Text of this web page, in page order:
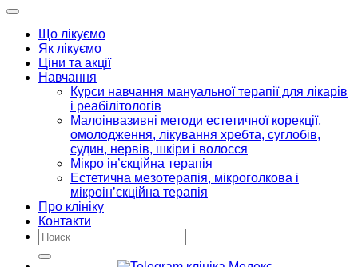
Що лікуємо
Як лікуємо
Ціни та акції
Навчання
Курси навчання мануальної терапії для лікарів
і реабілітологів
Малоінвазивні методи естетичної корекції,
омолодження, лікування хребта, суглобів,
судин, нервів, шкіри і волосся
Мікро ін’єкційна терапія
Естетична мезотерапія, мікроголкова і
мікроін’єкційна терапія
Про клініку
Контакти